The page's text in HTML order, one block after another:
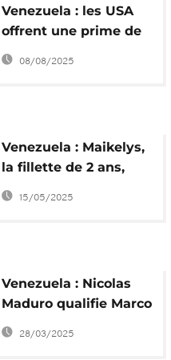
Venezuela : les USA
offrent une prime de
50 millions pour
arrêter Maduro
08/08/2025
Venezuela : Maikelys,
la fillette de 2 ans,
enfin rendue par les
USA
15/05/2025
Venezuela : Nicolas
Maduro qualifie Marco
Rubio "d'imbécile"
28/03/2025